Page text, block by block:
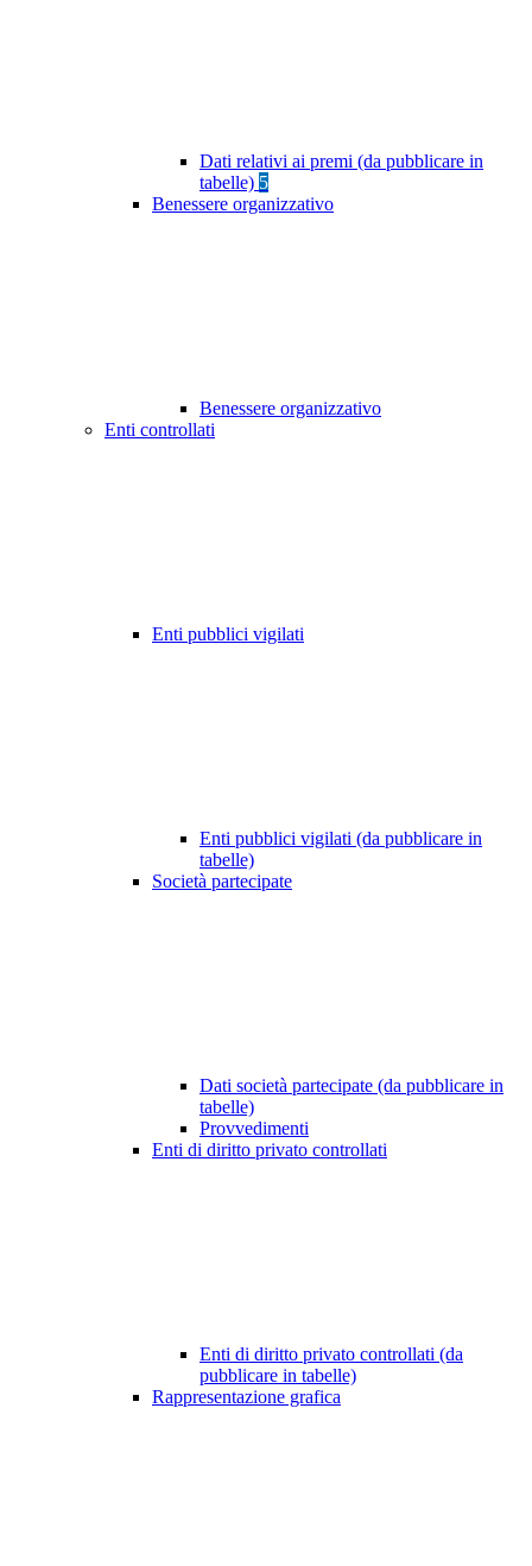
Dati relativi ai premi (da pubblicare in
tabelle) 5
Benessere organizzativo
Benessere organizzativo
Enti controllati
Enti pubblici vigilati
Enti pubblici vigilati (da pubblicare in
tabelle)
Società partecipate
Dati società partecipate (da pubblicare in
tabelle)
Provvedimenti
Enti di diritto privato controllati
Enti di diritto privato controllati (da
pubblicare in tabelle)
Rappresentazione grafica